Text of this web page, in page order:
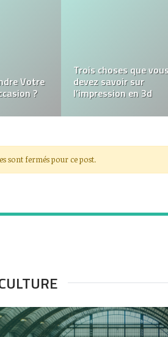
de
KillBot
Les Meilleurs Services
De Musique En
Streaming
sont fermés pour ce post.